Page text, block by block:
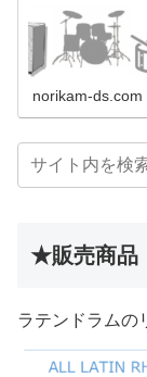
norikam-ds.com
★販売商品
ラテンドラムの